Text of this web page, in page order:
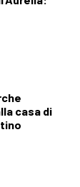
casa di